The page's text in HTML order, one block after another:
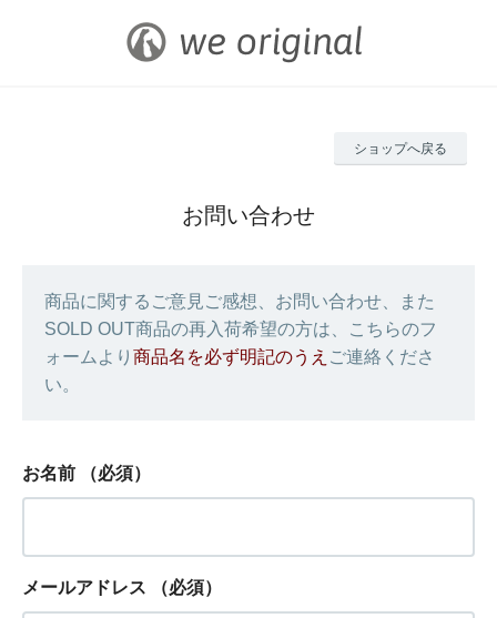
ショップへ戻る
お問い合わせ
商品に関するご意見ご感想、お問い合わせ、また
SOLD OUT商品の再入荷希望の方は、こちらのフ
ォームより 商品名を必ず明記のうえ ご連絡くださ
い。
お名前 （必須）
メールアドレス （必須）